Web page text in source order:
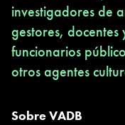
investigadores de
gestores,
funcionarios
otros agentes
Sobre VADB